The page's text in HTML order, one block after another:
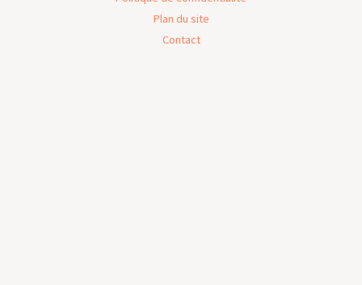
Plan du site
Contact